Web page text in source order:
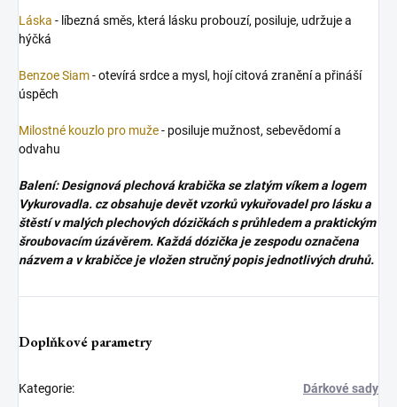
Láska - líbezná směs, která lásku probouzí, posiluje, udržuje a
hýčká
Benzoe Siam- otevírá srdce a mysl, hojí citová zranění a přináší
úspěch
Milostné kouzlo pro muže- posiluje mužnost, sebevědomí a
odvahu
Balení: Designová plechová krabička se zlatým víkem a logem
Vykurovadla. cz obsahuje devět vzorků vykuřovadel pro lásku a
štěstí v malých plechových dózičkách s průhledem a praktickým
šroubovacím úzávěrem. Každá dózička je zespodu označena
názvem a v krabičce je vložen stručný popis jednotlivých druhů.
Doplňkové parametry
Kategorie: Dárkové sady